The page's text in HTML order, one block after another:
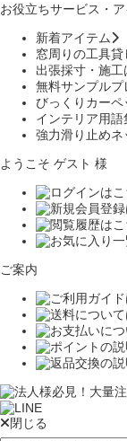
お役立ちサービス・ア
新着アイテム
窓周りの工具貸
出張採寸・施工
無料サンプルプ
びっくりカーペ
インテリア用語
強力滑り止めネ
ようこそ ゲスト 様
ご案内
閉じる